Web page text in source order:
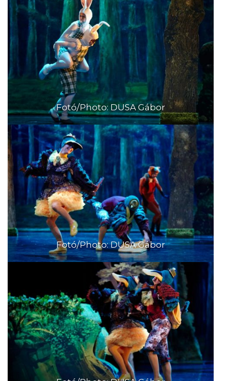
Fotó/Photo: DUSA Gábor
Fotó/Photo: DUSA Gábor